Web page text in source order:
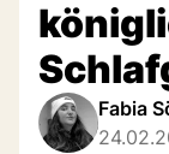
Fabia